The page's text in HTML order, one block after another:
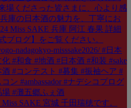
SAKE 宮城 千田瑞穂です。